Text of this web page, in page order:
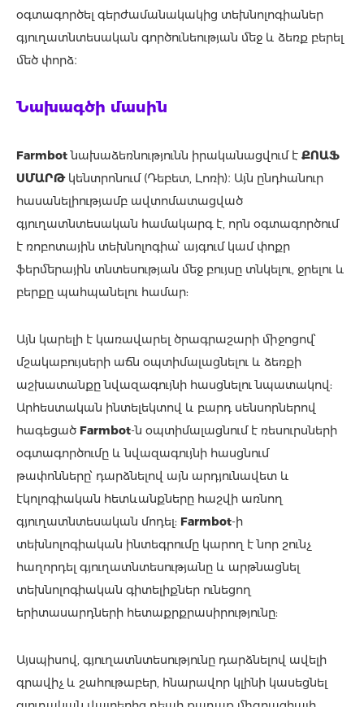
օգտագործել գերժամանակակից տեխնոլոգիաներ
գյուղատնտեսական գործունեության մեջ և ձեռք բերել
մեծ փորձ։
Նախագծի մասին
Farmbotնախաձեռնությունն իրականացվում է ՔՈԱՖ
ՍՄԱՐԹկենտրոնում (Դեբետ, Լոռի)։ Այն ընդհանուր
հասանելիությամբ ավտոմատացված
գյուղատնտեսական համակարգ է, որն օգտագործում
է ռոբոտային տեխնոլոգիա՝ այգում կամ փոքր
ֆերմերային տնտեսության մեջ բույսը տնկելու, ջրելու և
բերքը պահպանելու համար:
Այն կարելի է կառավարել ծրագրաշարի միջոցով՝
մշակաբույսերի աճն օպտիմալացնելու և ձեռքի
աշխատանքը նվազագույնի հասցնելու նպատակով:
Արհեստական ինտելեկտով և բարդ սենսորներով
հագեցած Farmbot-ն օպտիմալացնում է ռեսուրսների
օգտագործումը և նվազագույնի հասցնում
թափոնները՝ դարձնելով այն արդյունավետ և
էկոլոգիական հետևանքները հաշվի առնող
գյուղատնտեսական մոդել: Farmbot-ի
տեխնոլոգիական ինտեգրումը կարող է նոր շունչ
հաղորդել գյուղատնտեսությանը և արթնացնել
տեխնոլոգիական գիտելիքներ ունեցող
երիտասարդների հետաքրքրասիրությունը:
Այսպիսով, գյուղատնտեսությունը դարձնելով ավելի
գրավիչ և շահութաբեր, հնարավոր կլինի կասեցնել